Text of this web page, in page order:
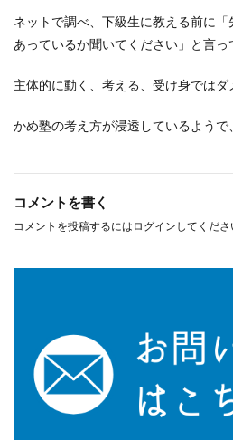
ネットで調べ、下級生に教える前に
あっているか聞いてください」と言っ
主体的に動く、考える、受け身ではダ
かめ塾の考え方が浸透しているようで
コメントを書く
コメントを投稿するには ログイン してくださ